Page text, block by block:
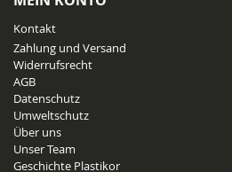
Kontakt
Zahlung und Versand
Widerrufsrecht
AGB
Datenschutz
Umweltschutz
Über uns
Unser Team
Geschichte Plastikor